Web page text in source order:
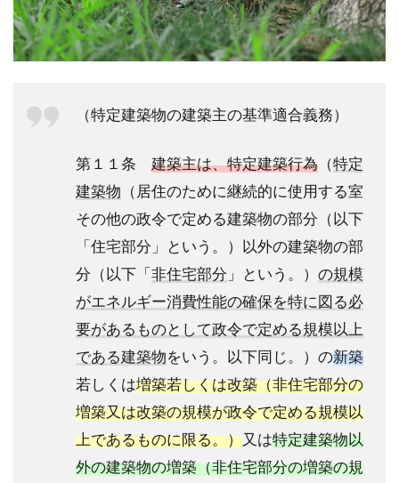
（特定建築物の建築主の基準適合義務）
第１１条 建築主は、特定建築行為 （特定
建築物 （居住のために継続的に使用する室
その他の政令で定める建築物の部分（以下
「住宅部分」という。）以外の建築物の部
分（以下「非住宅部分 」という。） の規模
がエネルギー消費性能の確保を特に図る必
要があるものとして政令で定める規模以上
である建築物をいう。以下同じ。）の新築
若しくは増築若しくは改築（非住宅部分の
増築又は改築の規模が政令で定める規模以
上であるものに限る。）又は特定建築物以
外の建築物の増築（非住宅部分の増築の規